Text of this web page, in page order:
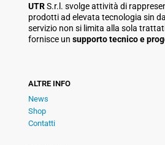
UTRS.r.l. svolge attività di
prodotti ad elevata tecnologia sin dal
servizio non si limita alla sola
fornisce un supporto tecnico e
ALTRE INFO
News
Shop
Contatti